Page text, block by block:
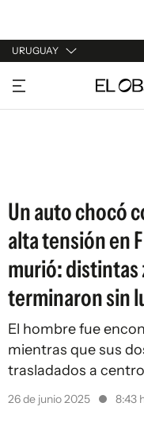
URUGUAY
URUGUAY
ARGENTINA
Un auto chocó
alta tensión en
murió: distintas
terminaron sin
El hombre fue
mientras que sus
trasladados a
26 de junio 2025 8:43